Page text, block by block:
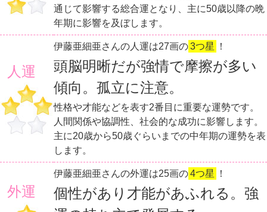
通じて影響する総合運となり、主に50歳以降の晩
年期に影響を及ぼします。
人運
伊藤亜細亜さんの人運は27画の3つ星 ！
頭脳明晰だが強情で摩擦が多い
傾向。孤立に注意。
性格や才能などを表す2番目に重要な運勢です。
人間関係や協調性、社会的な成功に影響します。
主に20歳から50歳ぐらいまでの中年期の運勢を表
します。
外運
伊藤亜細亜さんの外運は25画の4つ星 ！
個性があり才能があふれる。強